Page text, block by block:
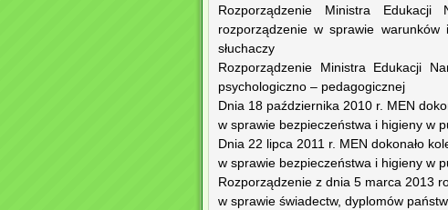
Rozporządzenie Ministra
rozporządzenie w sprawie
słuchaczy
Rozporządzenie Ministra Edukacji
psychologiczno – pedagogicznej
Dnia 18 października 2010 r. MEN
w sprawie bezpieczeństwa i higieny w
Dnia 22 lipca 2011 r. MEN dokonało
w sprawie bezpieczeństwa i higieny w
Rozporządzenie z dnia 5 marca 2013
w sprawie świadectw, dyplomów